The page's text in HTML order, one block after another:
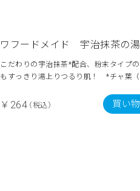
ワフードメイド 宇治抹茶の湯
こだわりの宇治抹茶*配合、粉末タイプ
もすっきり湯上りつるり肌！ *チャ葉（
￥264（税込） 買い